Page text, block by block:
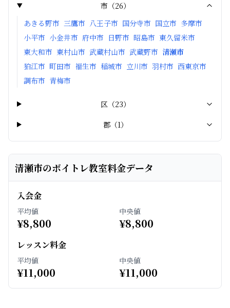
市 （26）
あきる野市 三鷹市 八王子市 国分寺市 国立市 多摩市
小平市 小金井市 府中市 日野市 昭島市 東久留米市
東大和市 東村山市 武蔵村山市 武蔵野市 清瀬市
狛江市 町田市 福生市 稲城市 立川市 羽村市 西東京市
調布市 青梅市
区 （23）
郡 （1）
清瀬市のボイトレ教室料金データ
入会金
平均値
¥8,800
中央値
¥8,800
レッスン料金
平均値
¥11,000
中央値
¥11,000